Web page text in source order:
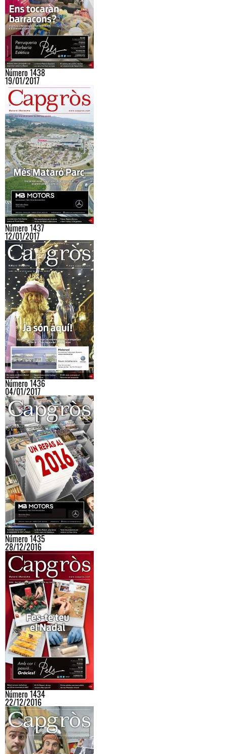
Número 1438
19/01/2017
Número 1437
12/01/2017
Número 1436
04/01/2017
Número 1435
28/12/2016
Número 1434
22/12/2016